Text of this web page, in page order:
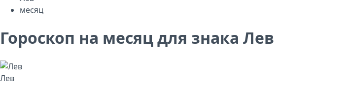
месяц
Гороскоп на месяц для знака Лев
Лев